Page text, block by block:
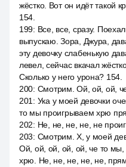
жёстко. Вот он идёт такой
154.
199: Все, все, сразу.
выпускаю. Зора, Джура,
эту девочку слабенькую
левел, сейчас вкачал
Сколько у него урона? 154.
200: Смотрим. Ой, ой, ой,
201 : Ука у моей девочки
то мы проигрываем хрю
202: Не, не, не, не, не
203: Смотрим. Х, у моей
Ой, ой, ой, ой, ой, че то
хрю. Не, не, не, не, не,